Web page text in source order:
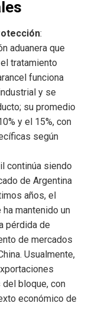
:
aduanera que
tratamiento
funciona
y se
su promedio
y el 15%, con
según
continúa siendo
de Argentina
años, el
mantenido un
pérdida de
de mercados
Usualmente,
bloque, con
económico de